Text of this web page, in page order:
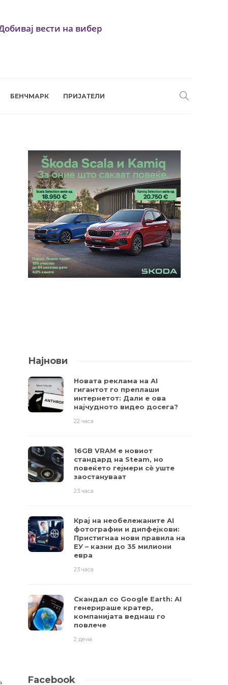
вести на вибер
БЕНЧМАРК ПРИЈАТЕЛИ
Најнови
Новата реклама на AI
гигантот го преплаши
интернетот: Дали е ова
најчудното видео досега?
22 часа
16GB VRAM е новиот
стандард на Steam, но
повеќето гејмери ​​сè уште
заостануваат
23 часа
Крај на необележаните AI
фотографии и дипфејкови:
Пристигнаа нови правила на
ЕУ – казни до 35 милиони
евра
23 часа
Скандал со Google Earth: AI
генерираше кратер,
компанијата веднаш го
повлече
2 дена
Facebook